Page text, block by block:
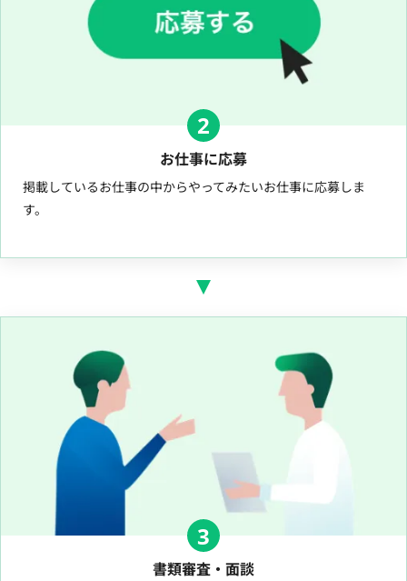
2
お仕事に応募
掲載しているお仕事の中からやってみたいお仕事に応募しま
す。
3
書類審査・面談